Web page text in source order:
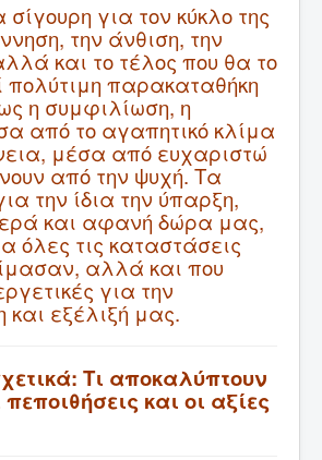
σίγουρη για τον κύκλο της
την άνθιση, την
και το τέλος που θα το
πολύτιμη παρακαταθήκη
η συμφιλίωση, η
από το αγαπητικό κλίμα
μέσα από ευχαριστώ
από την ψυχή. Τα
την ίδια την ύπαρξη,
και αφανή δώρα μας,
όλες τις καταστάσεις
αλλά και που
για την
εξέλιξή μας.
Τι αποκαλύπτουν
και οι αξίες